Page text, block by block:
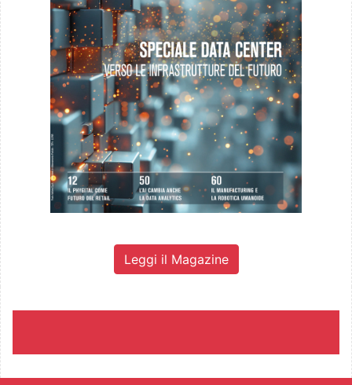
Leggi il Magazine